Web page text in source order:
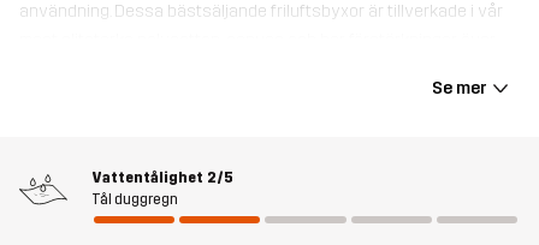
användning. Dessa bästsäljande friluftsbyxor är tillverkade i vår
fickor för säker förvaring, fickor för knäskydd och justerbara
maximal rörelsefrihet och bekvämlighet. Oavsett om du arbetar i
trädgården, utforskar naturen eller fixar i garaget, är dessa byxor
Se mer
Vattentålighet 2/5
Tål duggregn